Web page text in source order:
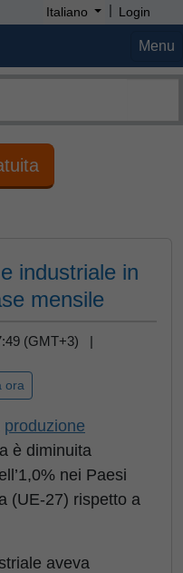
Italiano | Login
Menu
industriale in
mensile
(GMT+3) |
ora
produzione
è diminuita
nei Paesi
(UE-27) rispetto a
aveva